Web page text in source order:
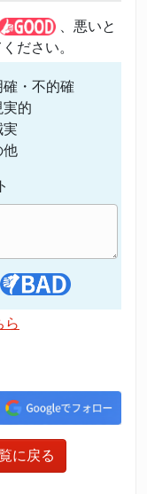
、悪いと
ださい。
確・不的確
的
実
他
ら
に戻る